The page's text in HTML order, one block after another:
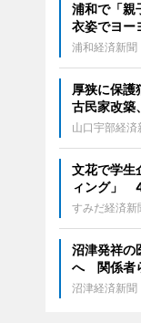
浦和で「
衣姿でヨー
浦和経済新聞
厚狭に保
古民家改築
山口宇部経済
文花で学生
ィング」
すみだ経済新
沼津発祥の
へ 関係者
沼津経済新聞